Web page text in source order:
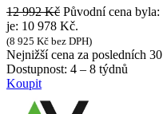
12 992Kč Původní cena
je: 10 978 Kč.
(8 925 Kč bez DPH)
Nejnižší cena za posledních
Dostupnost: 4 – 8 týdnů
Koupit